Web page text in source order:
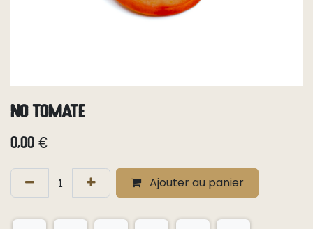
No tomate
0,00 €
Ajouter au panier